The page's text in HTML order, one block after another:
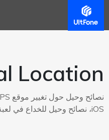
Location
iOS، نصائح وحيل للخداع في لعبة Pokemon Go، والمزيد.